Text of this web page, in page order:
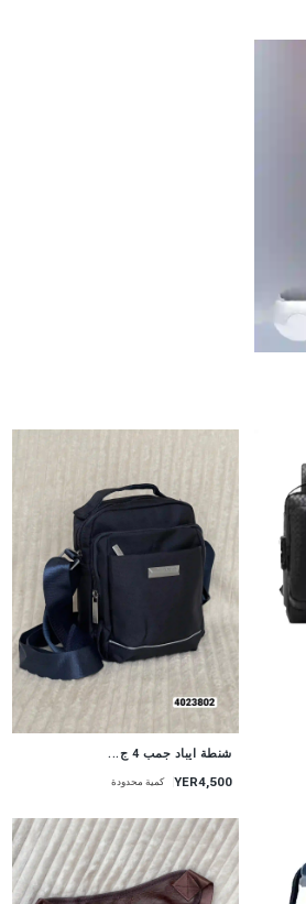
شنطة ايباد جمب 4 ج...
YER4,500 كمية محدودة